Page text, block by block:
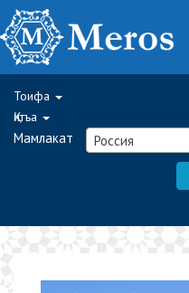
Тоифа
Қитъа
Мамлакат Россия